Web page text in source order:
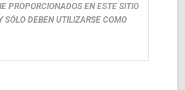
PROPORCIONADOS EN ESTE SITIO
SÓLO DEBEN UTILIZARSE COMO